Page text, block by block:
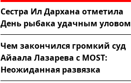
Сестра Ил Дархана отметила
День рыбака удачным уловом
Чем закончился громкий суд
Айаала Лазарева с MOST:
Неожиданная развязка